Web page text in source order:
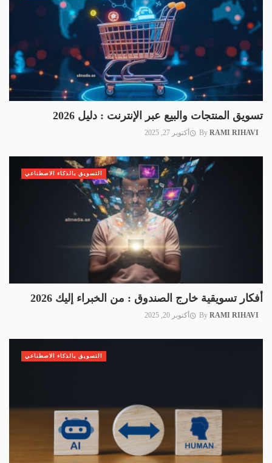
تسويق المنتجات والبيع عبر الإنترنت : دليل 2026
By RAMI RIHAVI أكتوبر 27, 2025
أفكار تسويقية خارج الصندوق : من الخبراء إليك 2026
By RAMI RIHAVI أكتوبر 20, 2025
التسويق بالذكاء الاصطناعي
التسويق بالذكاء الاصطناعي